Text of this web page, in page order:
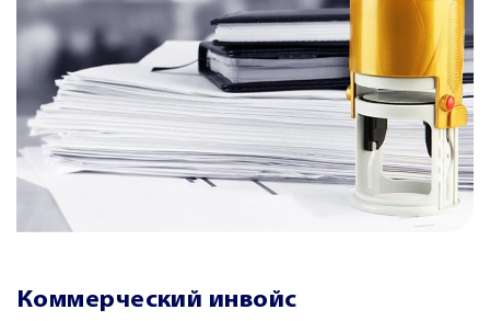
Коммерческий инвойс